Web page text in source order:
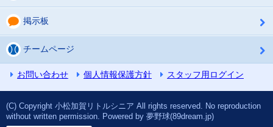
掲示板
チームページ
お問い合わせ 個人情報保護方針 スタッフ用ログイン
(C) Copyright 小松加賀リトルシニア All rights reserved. No reproduction
without written permission. Powered by 夢野球(89dream.jp)